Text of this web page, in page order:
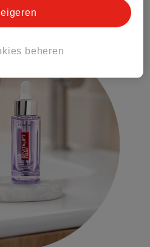
je huidstructuur verbeteren en
beheren